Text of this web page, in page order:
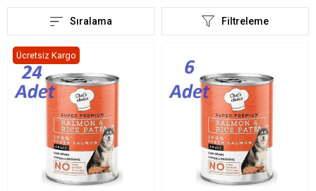
Filtreleme
Sıralama
Ücretsiz Kargo